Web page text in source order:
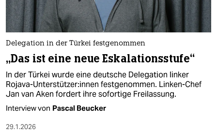
Delegation in der Türkei festgenommen
„Das ist eine neue Eskalationsstufe“
In der Türkei wurde eine deutsche Delegation linker
Rojava-Unterstützer:innen festgenommen. Linken-Chef
Jan van Aken fordert ihre sofortige Freilassung.
Interview von Pascal Beucker
29.1.2026